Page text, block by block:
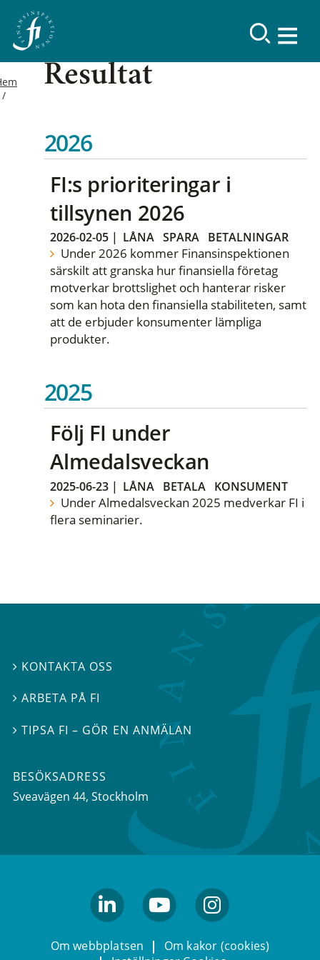
Resultat
2026
FI:s prioriteringar i
tillsynen 2026
2026-02-05 | LÅNA SPARA BETALNINGAR
Under 2026 kommer Finansinspektionen
särskilt att granska hur finansiella företag
motverkar brottslighet och hanterar risker
som kan hota den finansiella stabiliteten, samt
att de erbjuder konsumenter lämpliga
produkter.
2025
Följ FI under
Almedalsveckan
2025-06-23 | LÅNA BETALA KONSUMENT
Under Almedalsveckan 2025 medverkar FI i
flera seminarier.
 KONTAKTA OSS
ARBETA PÅ FI
TIPSA FI – GÖR EN ANMÄLAN
BESÖKSADRESS
Sveavägen 44, Stockholm
Om webbplatsen
Om kakor (cookies)